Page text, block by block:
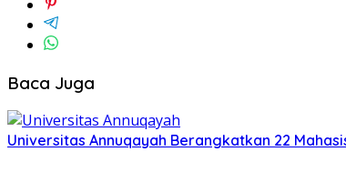
Baca Juga
Universitas Annuqayah Berangkatkan 22